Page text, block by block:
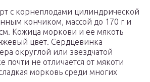
с корнеплодами цилиндрической
кончиком, массой до 170 г и
Кожица моркови и ее мякоть
цвет. Сердцевинка
округлой или звездчатой
не отличается от мякоти
морковь среди многих